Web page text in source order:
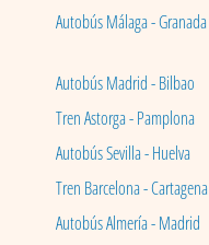
Autobús Málaga - Granada
Autobús Madrid - Bilbao
Tren Astorga - Pamplona
Autobús Sevilla - Huelva
Tren Barcelona - Cartagena
Autobús Almería - Madrid